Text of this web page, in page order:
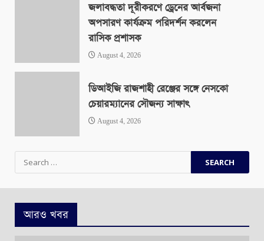
জলাবদ্ধতা দূরীকরণে ড্রেনের আর্বজনা
অপসারণ কার্যক্রম পরিদর্শন করলেন
রাসিক প্রশাসক
August 4, 2026
ডিআইজি রাজশাহী রেঞ্জের সঙ্গে নেসকো
চেয়ারম্যানের সৌজন্য সাক্ষাৎ
August 4, 2026
Search
for:
আরও খবর